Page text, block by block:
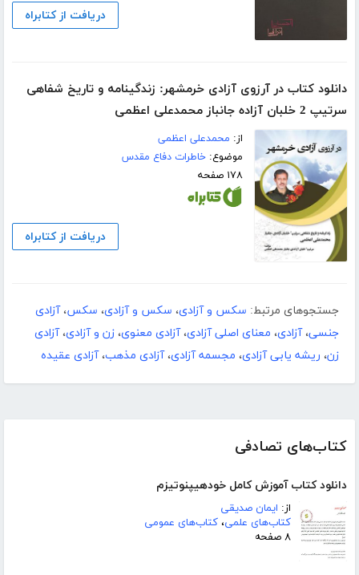
کتاب‌های تصادفی
دانلود کتاب آموزش کامل خودهیپنوتیزم
از: ایمان صدیقی
کتاب‌های علمی، کتاب‌های عمومی
۸ صفحه
دریافت از کتابراه
دانلود کتاب در آرزوی آزادی خرمشهر: زندگینامه و تاریخ شفاهی
سرتیپ 2 خلبان آزاده جانباز محمدعلی اعظمی
از: محمدعلی اعظمی
موضوع:خاطرات دفاع مقدس
۱۷۸ صفحه
دریافت از کتابراه
جستجوهای مرتبط: سکس و آزادی، سکس و آزادی، سکس،آزادی
جنسی،آزادی، معنای اصلی آزادی،آزادی معنوی، زن و آزادی،آزادی
زن، ریشه یابی آزادی، مجسمه آزادی،آزادی مذهب،آزادی عقیده